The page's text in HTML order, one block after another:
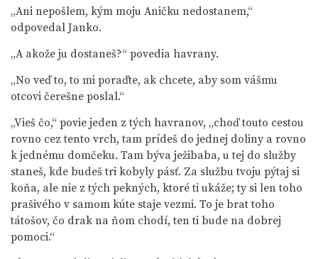
„Ani nepošlem, kým moju Aničku nedostanem,“
odpovedal Janko.
„A akože ju dostaneš?“ povedia havrany.
„No veď to, to mi poraďte, ak chcete, aby som vášmu
otcovi čerešne poslal.“
„Vieš čo,“ povie jeden z tých havranov, „choď touto cestou
rovno cez tento vrch, tam prídeš do jednej doliny a rovno
k jednému domčeku. Tam býva ježibaba, u tej do služby
staneš, kde budeš tri kobyly pásť. Za službu tvoju pýtaj si
koňa, ale nie z tých pekných, ktoré ti ukáže; ty si len toho
prašivého v samom kúte staje vezmi. To je brat toho
tátošov, čo drak na ňom chodí, ten ti bude na dobrej
pomoci.“